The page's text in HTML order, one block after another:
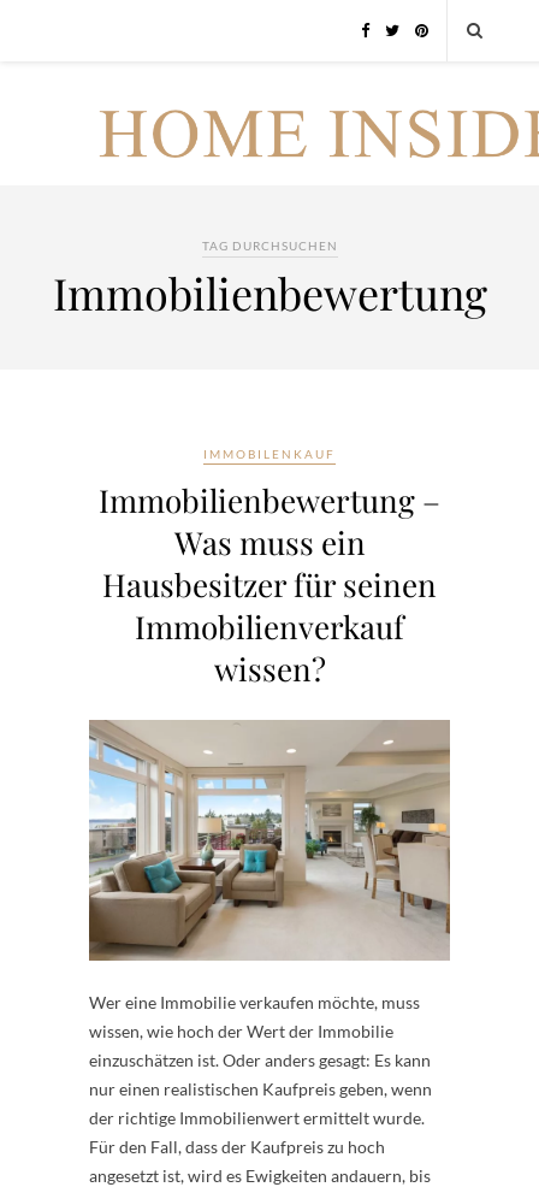
TAG DURCHSUCHEN
Immobilienbewertung
IMMOBILENKAUF
Immobilienbewertung –
Was muss ein
Hausbesitzer für seinen
Immobilienverkauf
wissen?
Wer eine Immobilie verkaufen möchte, muss
wissen, wie hoch der Wert der Immobilie
einzuschätzen ist. Oder anders gesagt: Es kann
nur einen realistischen Kaufpreis geben, wenn
der richtige Immobilienwert ermittelt wurde.
Für den Fall, dass der Kaufpreis zu hoch
angesetzt ist, wird es Ewigkeiten andauern, bis